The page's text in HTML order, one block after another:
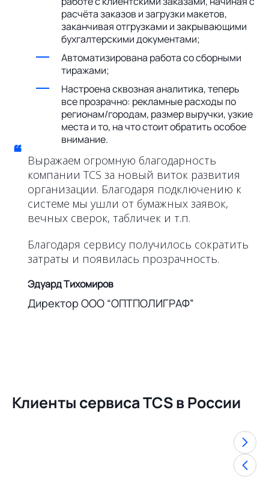
расчёта заказов и загрузки макетов,
заканчивая отгрузками и закрывающими
бухгалтерскими документами;
Автоматизирована работа со сборными
тиражами;
Настроена сквозная аналитика, теперь
все прозрачно: рекламные расходы по
регионам/городам, размер выручки, узкие
места и то, на что стоит обратить особое
внимание.
“ Выражаем огромную благодарность
компании TCS за новый виток развития
организации. Благодаря подключению к
системе мы ушли от бумажных заявок,
вечных сверок, табличек и т.п.
Благодаря сервису получилось сократить
затраты и появилась прозрачность.
Эдуард Тихомиров
Директор ООО “ОПТПОЛИГРАФ”
Клиенты сервиса TCS в России